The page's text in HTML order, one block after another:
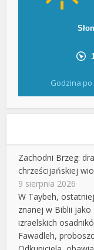
Godzina
Zachodni Brzeg:
chrześcijańskiej
9 sierpnia 2026
W Taybeh,
znanej w Biblii
izraelskich
Fawadleh,